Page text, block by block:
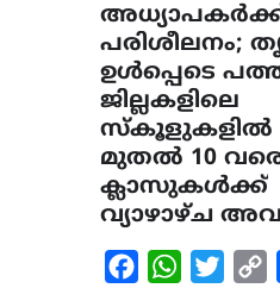
അധ്യാപകര്‍ക്ക്
പരിശീലനം;
ഉൾപ്പെടെ
ജില്ലകളിലെ
സ്കൂളുകളിൽ
മുതൽ 10
ക്ലാസുകൾക്ക്
വ്യാഴാഴ്ച
FacebookWhatsApp